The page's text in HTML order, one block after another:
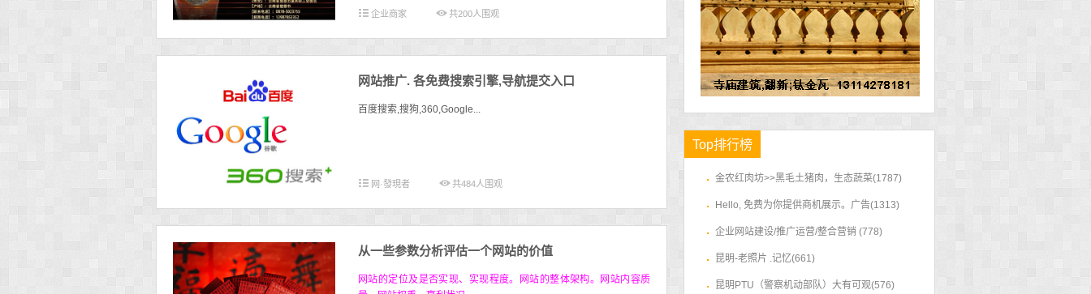
企业商家 共200人围观
网站推广. 各免费搜索引擎,导航提交入口
百度搜索,搜狗,360,Google...
网·發現者 共484人围观
从一些参数分析评估一个网站的价值
网站的定位及是否实现、实现程度。网站的整体架构。网站内容质
Top排行榜
金农红肉坊>>黑毛土猪肉，生态蔬菜(1787)
Hello, 免费为你提供商机展示。广告(1313)
企业网站建设/推广运营/整合营销 (778)
昆明-老照片 .记忆(661)
昆明PTU（警察机动部队）大有可观(576)